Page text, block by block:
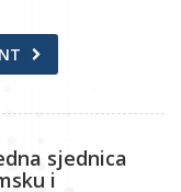
sjednica
i